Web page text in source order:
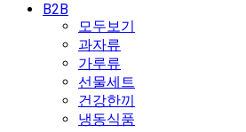
B2B
모두보기
과자류
가루류
선물세트
건강한끼
냉동식품